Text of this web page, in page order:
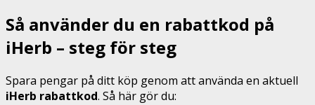
Så använder du en rabattkod på
iHerb – steg för steg
Spara pengar på ditt köp genom att använda en aktuell
iHerb rabattkod. Så här gör du: